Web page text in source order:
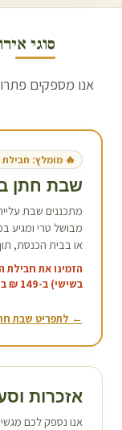
סוגי
אנו מספקים
🔥 מומלץ: חבילת 3 סעודות ב-₪149 לסועד
שבת חתן
מתכננים שבת
מבושל טרי ומגיע
או בבית הכנסת,
בשישי) ב-149 ₪ בלבד לסועד!
← לתפריט שבת
אזכרות
אנו נספק לכם